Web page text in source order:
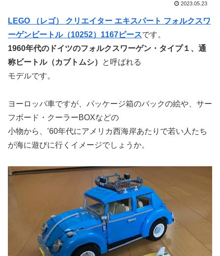
2023.05.23
LEGO （レゴ） クリエイター エキスパート フォルクスワ
ーゲンビートル（10252）1167ピースです。
1960年代のドイツのフォルクスワーゲン・タイプ１、通
称ビートル（カブトムシ）
と呼ばれる
モデルです。
ヨーロッパ車ですが、パッケージ箱のバックの絵や、サー
フボード・クーラーBOXなどの
小物から、’60年代にアメリカ西海岸あたりで若い人たち
が海に遊びに行くイメージでしょうか。